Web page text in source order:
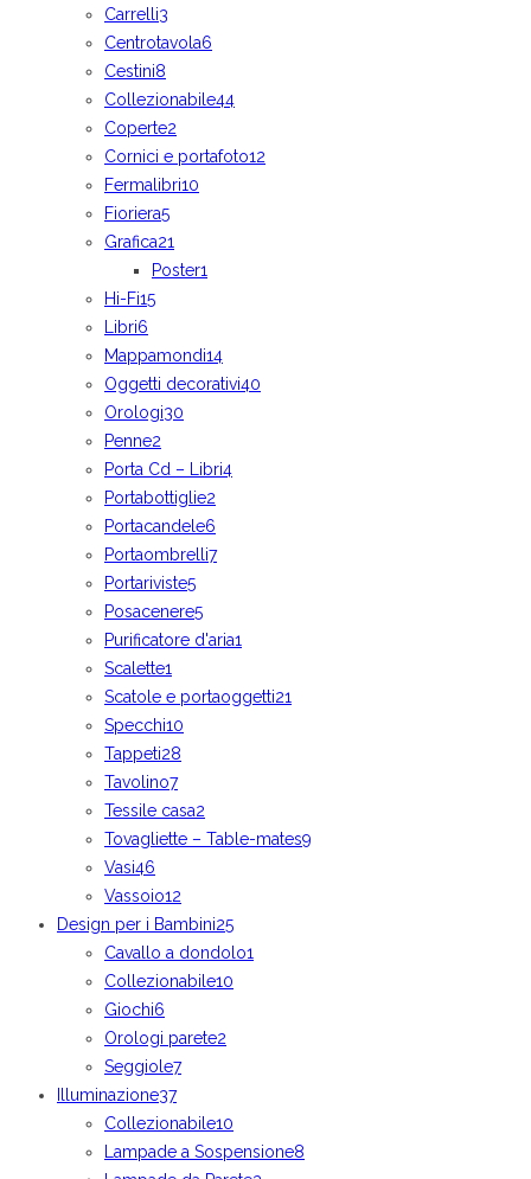
Carrelli3
Centrotavola6
Cestini8
Collezionabile44
Coperte2
Cornici e portafoto12
Fermalibri10
Fioriera5
Grafica21
Poster1
Hi-Fi15
Libri6
Mappamondi14
Oggetti decorativi40
Orologi30
Penne2
Porta Cd – Libri4
Portabottiglie2
Portacandele6
Portaombrelli7
Portariviste5
Posacenere5
Purificatore d'aria1
Scalette1
Scatole e portaoggetti21
Specchi10
Tappeti28
Tavolino7
Tessile casa2
Tovagliette – Table-mates9
Vasi46
Vassoio12
Design per i Bambini25
Cavallo a dondolo1
Collezionabile10
Giochi6
Orologi parete2
Seggiole7
Illuminazione37
Collezionabile10
Lampade a Sospensione8